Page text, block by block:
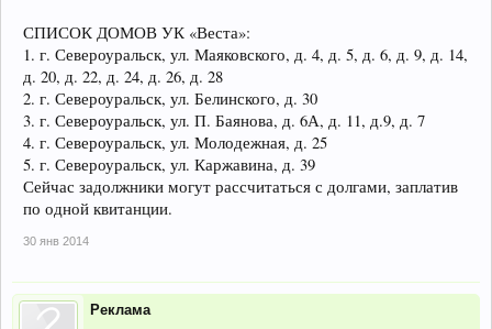
СПИСОК ДОМОВ УК «Веста»:
1. г. Североуральск, ул. Маяковского, д. 4, д. 5, д. 6, д. 9, д. 14,
д. 20, д. 22, д. 24, д. 26, д. 28
2. г. Североуральск, ул. Белинского, д. 30
3. г. Североуральск, ул. П. Баянова, д. 6А, д. 11, д.9, д. 7
4. г. Североуральск, ул. Молодежная, д. 25
5. г. Североуральск, ул. Каржавина, д. 39
Сейчас задолжники могут рассчитаться с долгами, заплатив
по одной квитанции.
30 янв 2014
Реклама